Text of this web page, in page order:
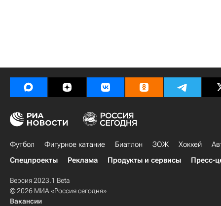
Футбол Фигурное катание Биатлон ЗОЖ Хоккей
Спецпроекты
Реклама Продукты и сервисы Пресс-
Версия 2023.1 Beta
© 2026 МИА «Россия сегодня»
Вакансии